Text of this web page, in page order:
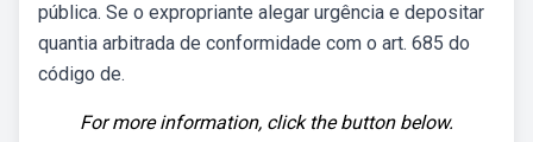
pública. Se o expropriante alegar urgência e depositar
quantia arbitrada de conformidade com o art. 685 do
código de.
For more information, click the button below.